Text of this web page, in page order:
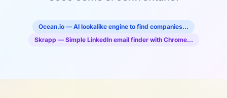
Ocean.io — AI lookalike engine to find companies…
Skrapp — Simple LinkedIn email finder with Chrome…